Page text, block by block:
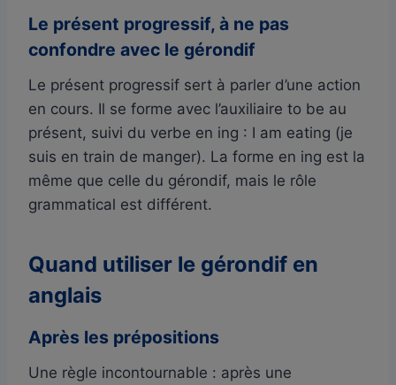
Le présent progressif, à ne pas
confondre avec le gérondif
Le présent progressif sert à parler d’une action
en cours. Il se forme avec l’auxiliaire to be au
présent, suivi du verbe en ing : I am eating (je
suis en train de manger). La forme en ing est la
même que celle du gérondif, mais le rôle
grammatical est différent.
Quand utiliser le gérondif en
anglais
Après les prépositions
Une règle incontournable : après une